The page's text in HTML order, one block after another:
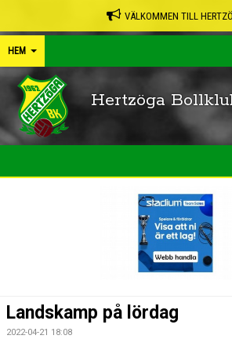
VÄLKOMMEN TILL
HEM
Hertzöga
SHOP
Landskamp på lördag
2022-04-21 18:08